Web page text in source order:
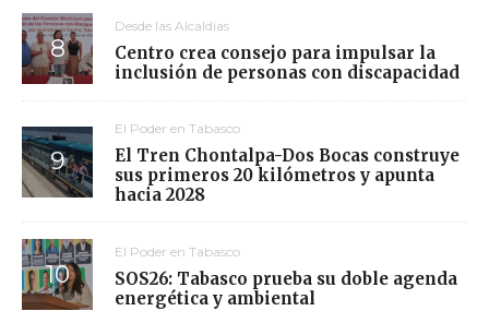
Desde las Alcaldías
Centro crea consejo para impulsar la
inclusión de personas con discapacidad
El Poder en Tabasco
El Tren Chontalpa-Dos Bocas construye
sus primeros 20 kilómetros y apunta
hacia 2028
El Poder en Tabasco
SOS26: Tabasco prueba su doble agenda
energética y ambiental